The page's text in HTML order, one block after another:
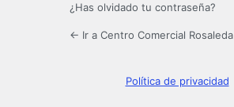
¿Has olvidado tu contraseña?
← Ir a Centro Comercial Rosaleda
Política de privacidad